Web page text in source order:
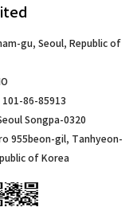
gu, Seoul, Republic of
86-85913
Songpa-0320
955beon-gil, Tanhyeon-
of Korea